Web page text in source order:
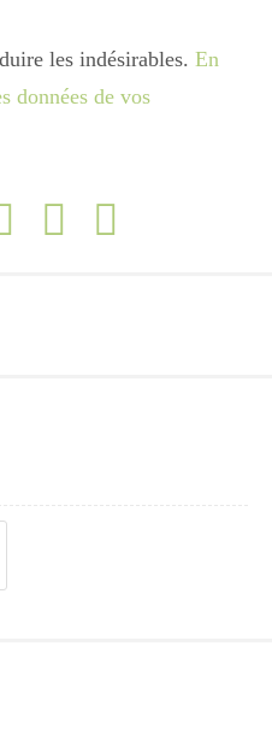
les indésirables. En
données de vos